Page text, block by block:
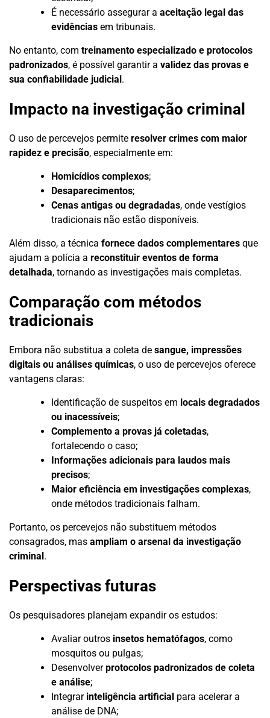
É necessário assegurar a aceitação legal das
evidências em tribunais.
No entanto, com treinamento especializado e protocolos
padronizados, é possível garantir a validez das provas e
sua confiabilidade judicial.
Impacto na investigação criminal
O uso de percevejos permite resolver crimes com maior
rapidez e precisão, especialmente em:
Homicídios complexos;
Desaparecimentos;
Cenas antigas ou degradadas, onde vestígios
tradicionais não estão disponíveis.
Além disso, a técnica fornece dados complementares que
ajudam a polícia a reconstituir eventos de forma
detalhada, tornando as investigações mais completas.
Comparação com métodos
tradicionais
Embora não substitua a coleta de sangue, impressões
digitais ou análises químicas, o uso de percevejos oferece
vantagens claras:
Identificação de suspeitos em locais degradados
ou inacessíveis;
Complemento a provas já coletadas,
fortalecendo o caso;
Informações adicionais para laudos mais
precisos;
Maior eficiência em investigações complexas,
onde métodos tradicionais falham.
Portanto, os percevejos não substituem métodos
consagrados, mas ampliam o arsenal da investigação
criminal .
Perspectivas futuras
Os pesquisadores planejam expandir os estudos:
Avaliar outros insetos hematófagos, como
mosquitos ou pulgas;
Desenvolverprotocolos padronizados de coleta
e análise;
Integrar inteligência artificial para acelerar a
análise de DNA;